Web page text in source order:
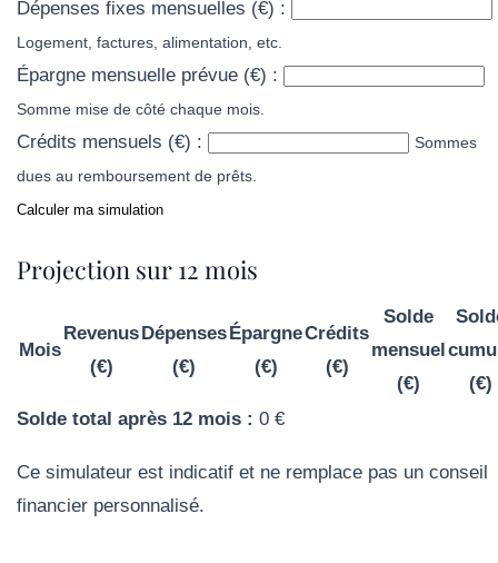
Dépenses fixes mensuelles (€) :
Logement, factures, alimentation, etc.
Épargne mensuelle prévue (€) :
Somme mise de côté chaque mois.
Crédits mensuels (€) :
Sommes
dues au remboursement de prêts.
Calculer ma simulation
Projection sur 12 mois
Mois
Revenus
(€)
Dépenses
(€)
Épargne
(€)
Crédits
(€)
Solde
mensuel
(€)
(€)
Solde total après 12 mois : 0 €
Ce simulateur est indicatif et ne remplace pas un conseil
financier personnalisé.